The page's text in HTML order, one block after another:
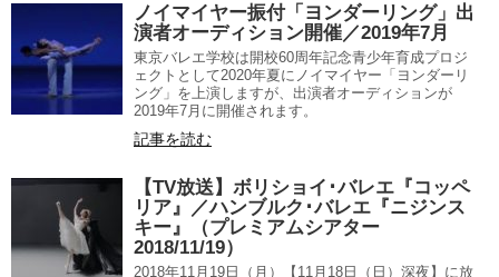
ノイマイヤー振付「ヨンダーリング」出
演者オーディション開催／2019年7月
東京バレエ学校は開校60周年記念青少年育成プロジ
ェクトとして2020年夏にノイマイヤー「ヨンダーリ
ング」を上演しますが、出演者オーディションが
2019年7月に開催されます。
記事を読む
【TV放送】ボリショイ･バレエ『コッペ
リア』／ハンブルク･バレエ『ニジンス
キー』（プレミアムシアター
2018/11/19）
2018年11月19日（月）【11月18日（日）深夜】に放